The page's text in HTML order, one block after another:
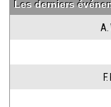
Les derniers
A.